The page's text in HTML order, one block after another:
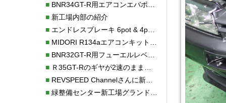
■BNR34GT-R用エアコンエバポレーターを新発売！！
■新工場内部の紹介
■エンドレスブレーキ 6pot & 4potオーバーホール
■MIDORI R134aエアコンキットタイプⅡ取り付け
■BNR32GT-R用フューエルレベルセンサー新発売！！
■Ｒ35GT-Rのギヤが2速のまま変速しない！！
■REVSPEED Channelさんに新社屋を紹介していただきました!!
■緑整備センター新工場グランドオープン・続報